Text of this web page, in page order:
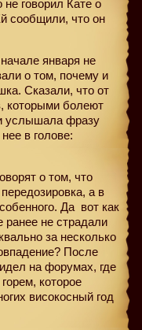
не говорил Кате о
сообщили, что он
января не
о том, почему и
Сказали, что от
которыми болеют
услышала фразу
в голове:
о том, что
а в
Да вот как
ранее не страдали
за несколько
После
на форумах, где
которое
високосный год